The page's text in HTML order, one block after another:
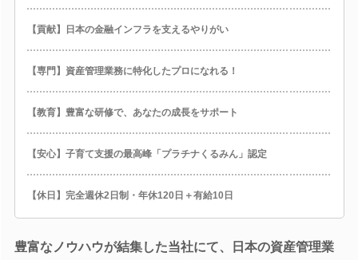
【貢献】日本の金融インフラを支えるやりがい
【専門】資産管理業務に特化したプロになれる！
【教育】豊富な研修で、あなたの成長をサポート
【安心】子育て支援の最高峰「プラチナくるみん」認定
【休日】完全週休2日制・年休120日＋有給10日
豊富なノウハウが結集した当社にて、日本の資産管理業